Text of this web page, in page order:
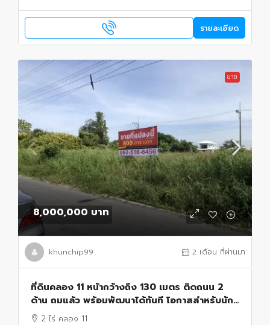
รายละเอียด
ขาย
8,000,000 บาท
khunchip99 2 เดือน ที่ผ่านมา
ที่ดินคลอง 11 หน้ากว้างถึง 130 เมตร ติดถนน 2
ด้าน ถมแล้ว พร้อมพัฒนาได้ทันที โอกาสสำหรับนัก
ลงทุน ผู้พัฒนาอสังหาริมทรัพย์ และเจ้าของกิจการ
2 ไร่ คลอง 11